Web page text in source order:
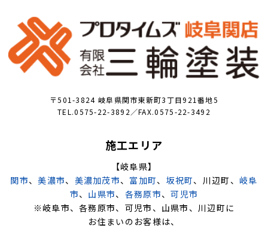
〒501-3824 岐阜県関市東新町3丁目921番地5
TEL.0575-22-3892／FAX.0575-22-3492
施工エリア
【岐阜県】
関市、美濃市、 美濃加茂市、 富加町、 坂祝町、川辺町、 岐阜
市、 山県市、 各務原市、可児市
※岐阜市、各務原市、可児市、山県市、川辺町に
お住まいのお客様は、